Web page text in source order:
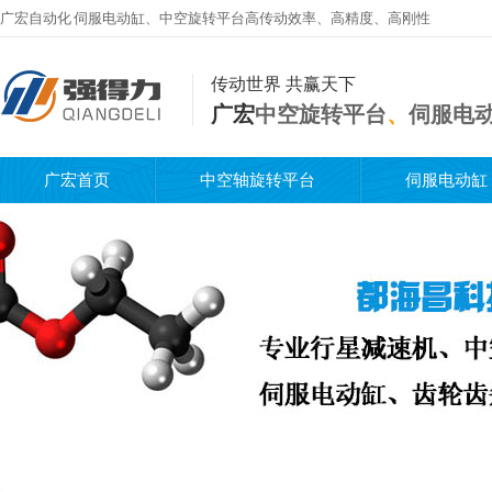
广宏自动化伺服电动缸、 中空旋转平台高传动效率、高精度、高刚性
传动世界 共赢天下
广宏中空旋转平台、 伺服电
广宏首页 中空轴旋转平台 伺服电动缸